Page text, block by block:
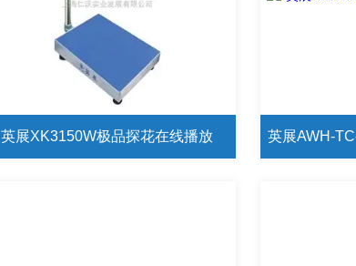
英展XK3150W极品探花在线播放